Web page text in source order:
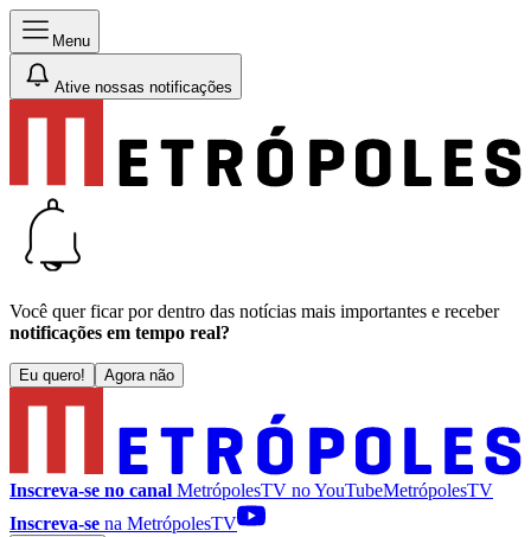
Menu
Ative nossas notificações
Você quer ficar por dentro das notícias mais importantes e receber
notificações em tempo real?
Eu quero! Agora não
Inscreva-se no canal MetrópolesTV noYouTubeMetrópolesTV
Inscreva-se na MetrópolesTV